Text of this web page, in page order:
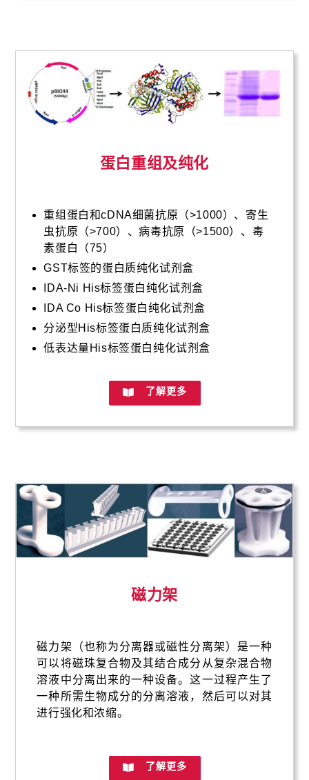
蛋白重组及纯化
重组蛋白和cDNA细菌抗原（>1000）、寄生
虫抗原（>700）、病毒抗原（>1500）、毒
素蛋白（75）
GST标签的蛋白质纯化试剂盒
IDA-Ni His标签蛋白纯化试剂盒
IDA Co His标签蛋白纯化试剂盒
分泌型His标签蛋白质纯化试剂盒
低表达量His标签蛋白纯化试剂盒
了解更多
磁力架
磁力架（也称为分离器或磁性分离架）是一种
可以将磁珠复合物及其结合成分从复杂混合物
溶液中分离出来的一种设备。这一过程产生了
一种所需生物成分的分离溶液，然后可以对其
进行强化和浓缩。
了解更多